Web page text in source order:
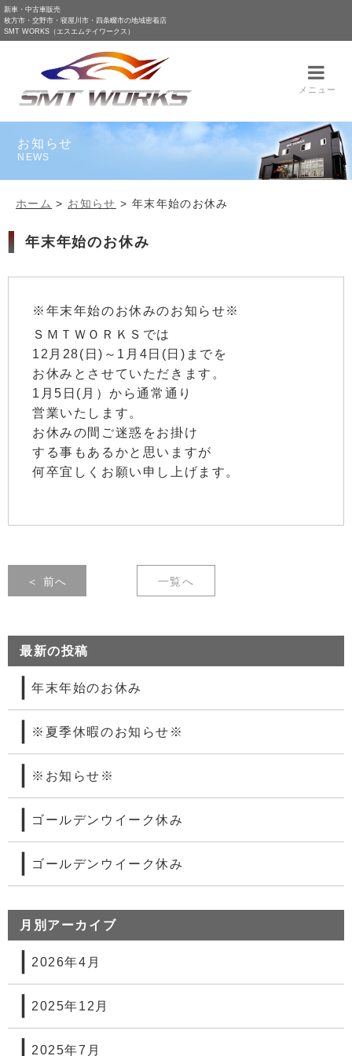
新車・中古車販売
枚方市・交野市・寝屋川市・四条畷市の地域密着店
SMT WORKS（エスエムテイワークス）
メニュー
お知らせ
NEWS
ホーム > お知らせ > 年末年始のお休み
年末年始のお休み
※年末年始のお休みのお知らせ※
ＳＭＴＷＯＲＫＳでは
12月28(日)～1月4日(日)までを
お休みとさせていただきます。
1月5日(月）から通常通り
営業いたします。
お休みの間ご迷惑をお掛け
する事もあるかと思いますが
何卒宜しくお願い申し上げます。
＜ 前へ 一覧へ
最新の投稿
年末年始のお休み
※夏季休暇のお知らせ※
※お知らせ※
ゴールデンウイーク休み
ゴールデンウイーク休み
月別アーカイブ
2026年4月
2025年12月
2025年7月